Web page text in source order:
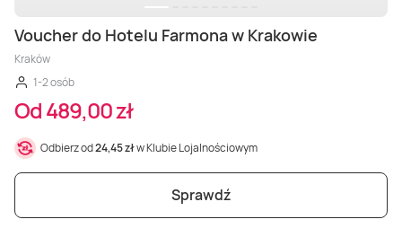
Voucher do Hotelu Farmona w Krakowie
Kraków
1-2 osób
Od 489,00 zł
Odbierz od24,45 złw Klubie Lojalnościowym
Sprawdź